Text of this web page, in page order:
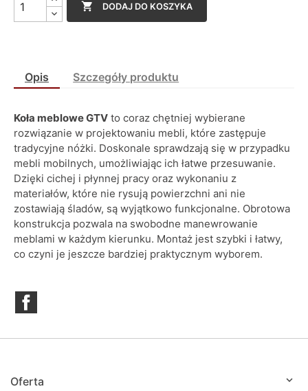
 DODAJ DO KOSZYKA
Opis Szczegóły produktu
Koła meblowe GTV to coraz chętniej wybierane
rozwiązanie w projektowaniu mebli, które zastępuje
tradycyjne nóżki. Doskonale sprawdzają się w przypadku
mebli mobilnych, umożliwiając ich łatwe przesuwanie.
Dzięki cichej i płynnej pracy oraz wykonaniu z
materiałów, które nie rysują powierzchni ani nie
zostawiają śladów, są wyjątkowo funkcjonalne. Obrotowa
konstrukcja pozwala na swobodne manewrowanie
meblami w każdym kierunku. Montaż jest szybki i łatwy,
co czyni je jeszcze bardziej praktycznym wyborem.
Oferta 